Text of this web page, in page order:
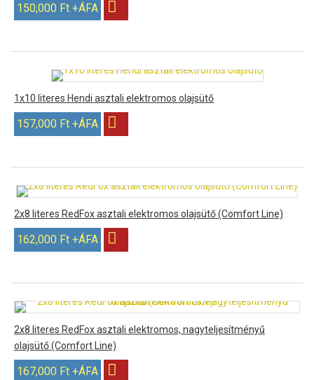
150,000 Ft +ÁFA
1x10 literes Hendi asztali elektromos olajsütő
157,000 Ft +ÁFA
2x8 literes RedFox asztali elektromos olajsütő (Comfort Line)
162,000 Ft +ÁFA
2x8 literes RedFox asztali elektromos, nagyteljesítményű
olajsütő (Comfort Line)
167,000 Ft +ÁFA